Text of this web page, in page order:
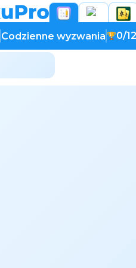
Codzienne wyzwania 0/12